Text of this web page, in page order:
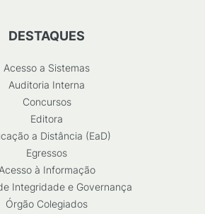
DESTAQUES
Acesso a Sistemas
Auditoria Interna
Concursos
Editora
a Distância (EaD)
Egressos
Acesso à Informação
Integridade e Governança
Órgão Colegiados